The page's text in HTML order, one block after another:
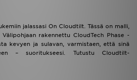
jalassasi On Cloudtilt. Tässä on malli,
rakennettu CloudTech Phase -
kevyen ja sulavan, varmistaen, että sinä
– suoritukseesi. Tutustu Cloudtilt-